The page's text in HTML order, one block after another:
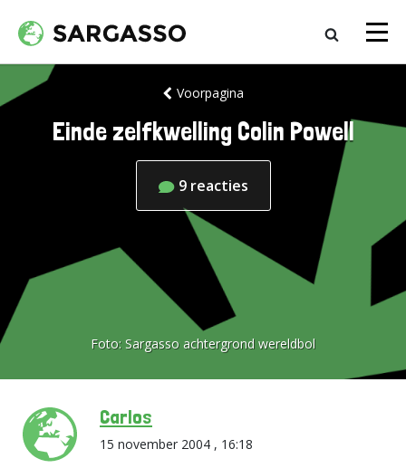
Voorpagina
Einde zelfkwelling Colin Powell
9 reacties
Foto: Sargasso achtergrond wereldbol
Carlos
15 november 2004 , 16:18